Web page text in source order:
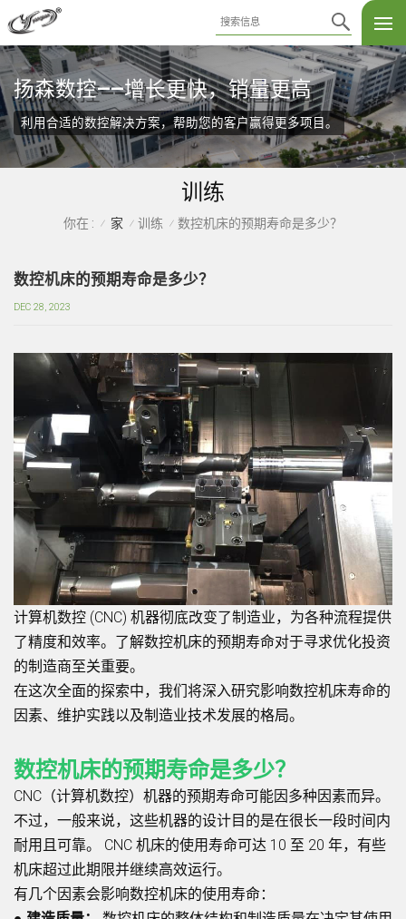
扬森数控——增长更快，销量更高
利用合适的数控解决方案，帮助您的客户赢得更多项目。
训练
你在 : / 家 / 训练 / 数控机床的预期寿命是多少？
数控机床的预期寿命是多少？
DEC 28, 2023
计算机数控 (CNC) 机器彻底改变了制造业，为各种流程提供
了精度和效率。了解数控机床的预期寿命对于寻求优化投资
的制造商至关重要。
在这次全面的探索中，我们将深入研究影响数控机床寿命的
因素、维护实践以及制造业技术发展的格局。
数控机床的预期寿命是多少？
CNC（计算机数控）机器的预期寿命可能因多种因素而异。
不过，一般来说，这些机器的设计目的是在很长一段时间内
耐用且可靠。 CNC 机床的使用寿命可达 10 至 20 年，有些
机床超过此期限并继续高效运行。
有几个因素会影响数控机床的使用寿命：